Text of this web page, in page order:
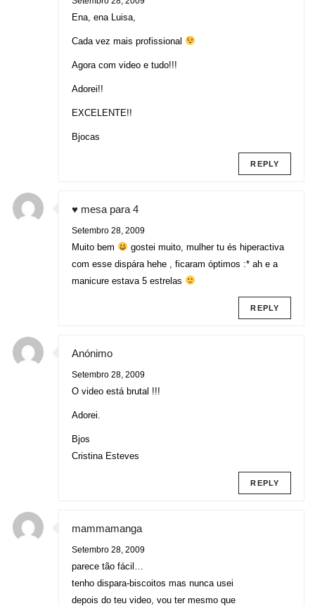
Ena, ena Luisa,
Cada vez mais profissional
Agora com video e tudo!!!
Adorei!!
EXCELENTE!!
Bjocas
REPLY
♥ mesa para 4
Setembro 28, 2009
Muito bem
gostei muito, mulher tu és hiperactiva
com esse dispára hehe , ficaram óptimos :* ah e a
manicure estava 5 estrelas
REPLY
Anónimo
Setembro 28, 2009
O video está brutal !!!
Adorei.
Bjos
Cristina Esteves
REPLY
mammamanga
Setembro 28, 2009
parece tão fácil…
tenho dispara-biscoitos mas nunca usei
depois do teu video, vou ter mesmo que